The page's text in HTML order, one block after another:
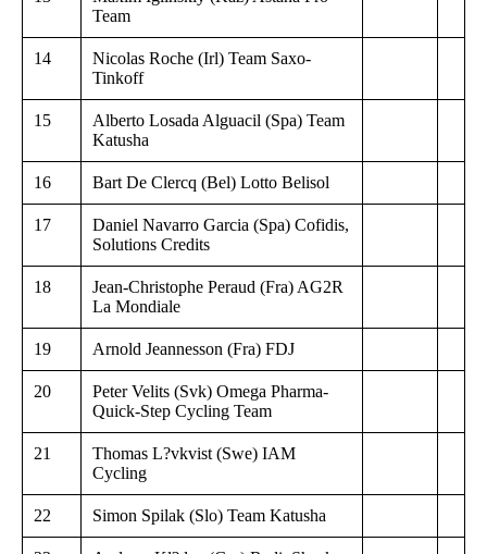
Team
14
Nicolas Roche (Irl) Team Saxo-
Tinkoff
15
Alberto Losada Alguacil (Spa) Team
Katusha
16 Bart De Clercq (Bel) Lotto Belisol
17
Daniel Navarro Garcia (Spa) Cofidis,
Solutions Credits
18
Jean-Christophe Peraud (Fra) AG2R
La Mondiale
19 Arnold Jeannesson (Fra) FDJ
20
Peter Velits (Svk) Omega Pharma-
Quick-Step Cycling Team
21
Thomas L?vkvist (Swe) IAM
Cycling
22 Simon Spilak (Slo) Team Katusha